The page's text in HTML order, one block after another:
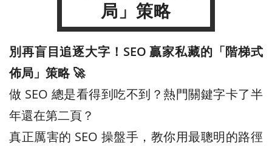
局」策略
別再盲目追逐大字！SEO 贏家私藏的「階梯式
佈局」策略 🚀
做 SEO 總是看得到吃不到？熱門關鍵字卡了半
年還在第二頁？
真正厲害的 SEO 操盤手，教你用最聰明的路徑